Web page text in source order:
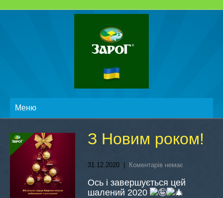
Меню
З Новим роком!
31.12.2020 Коментарів немає
Ось і завершується цей
шалений 2020